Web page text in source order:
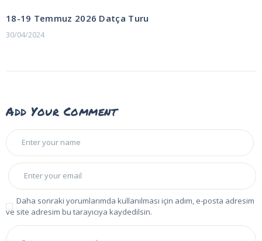
gezinmesi
18-19 Temmuz 2026 Datça Turu
30/04/2024
Add Your Comment
Daha sonraki yorumlarımda kullanılması için adım, e-posta adresim
ve site adresim bu tarayıcıya kaydedilsin.